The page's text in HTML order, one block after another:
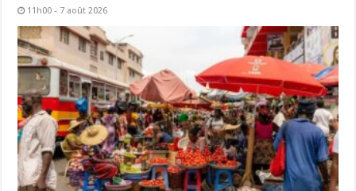
11h00 - 7 août 2026